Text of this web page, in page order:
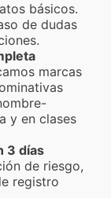
básicos.
de dudas
marcas
y en clases
3 días
de riesgo,
registro